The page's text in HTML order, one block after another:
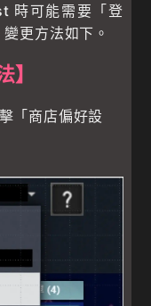
時可能需要「登
更方法如下。
】
「商店偏好設